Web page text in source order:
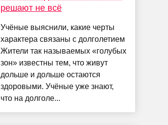
решают не всё
Учёные выяснили, какие черты
характера связаны с долголетием
Жители так называемых «голубых
зон» известны тем, что живут
дольше и дольше остаются
здоровыми. Учёные уже знают,
что на долголе...